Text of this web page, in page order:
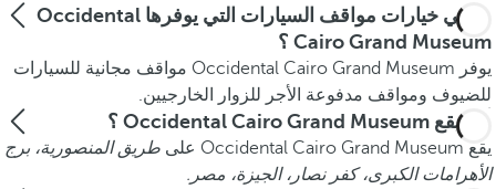
ما هي خيارات مواقف السيارات التي يوفرها Occidental
Cairo Grand Museum ؟
يوفر Occidental Cairo Grand Museum مواقف مجانية للسيارات
للضيوف ومواقف مدفوعة الأجر للزوار الخارجيين.
أين يقع Occidental Cairo Grand Museum ؟
يقع Occidental Cairo Grand Museum على
طريق المنصورية، برج
الأهرامات الكبرى، كفر نصار، الجيزة، مصر.